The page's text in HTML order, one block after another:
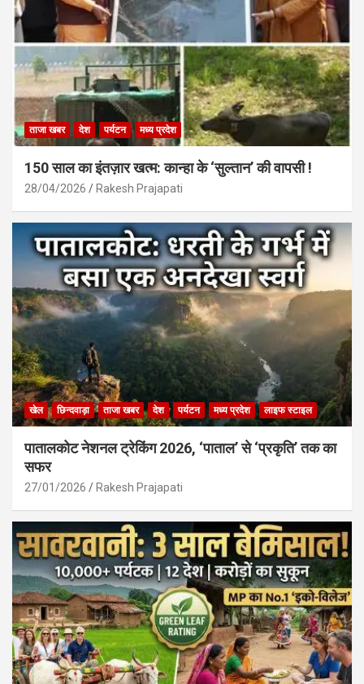
ताजा खबर देश पर्यटन मध्य प्रदेश
150 साल का इंतज़ार खत्म: कान्हा के ‘सुल्तान’ की वापसी !
28/04/2026 Rakesh Prajapati
खेल छिन्दवाड़ा ताजा खबर देश पर्यटन मध्य प्रदेश लाइफ स्टाइल
पातालकोट नेशनल ट्रेकिंग 2026, ‘पाताल’ से ‘प्रकृति’ तक का
सफर
27/01/2026 Rakesh Prajapati